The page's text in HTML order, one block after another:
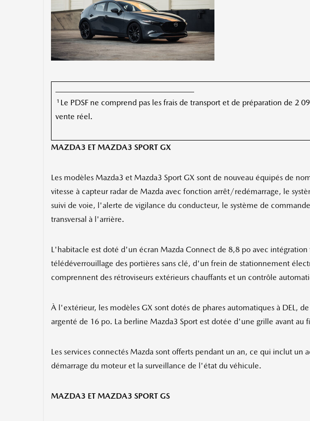
1Le PDSF ne comprend pas les frais de transport et de préparation de 2
vente réel.
MAZDA3 ET MAZDA3 SPORT GX
Les modèles Mazda3 et Mazda3 Sport GX sont de nouveau équipés de
vitesse à capteur radar de Mazda avec fonction arrêt/redémarrage, le
suivi de voie, l'alerte de vigilance du conducteur, le système de
transversal à l'arrière.
L'habitacle est doté d'un écran Mazda Connect de 8,8 po avec
télédéverrouillage des portières sans clé, d'un frein de stationnement
comprennent des rétroviseurs extérieurs chauffants et un contrôle
À l'extérieur, les modèles GX sont dotés de phares automatiques à DEL,
argenté de 16 po. La berline Mazda3 Sport est dotée d'une grille avant
Les services connectés Mazda sont offerts pendant un an, ce qui inclut
démarrage du moteur et la surveillance de l'état du véhicule.
MAZDA3 ET MAZDA3 SPORT GS